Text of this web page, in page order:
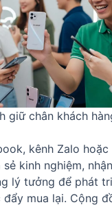
giữ chân khách
kênh Zalo
kinh nghiệm,
lý tưởng để phát
mua lại. Cộng